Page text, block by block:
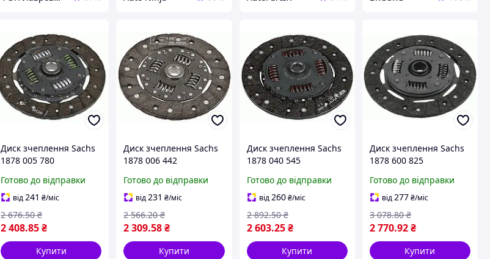
Диск зчеплення Sachs
1878 005 780
Готово до відправки
від241 ₴/міс
2 408.85₴
2 676.50 ₴
Купити
Диск зчеплення Sachs
1878 006 442
Готово до відправки
від231 ₴/міс
2 309.58₴
2 566.20 ₴
Купити
Диск зчеплення Sachs
1878 040 545
Готово до відправки
від260 ₴/міс
2 603.25 ₴
2 892.50 ₴
Купити
Диск зчеплення Sachs
1878 600 825
Готово до відправки
від277₴/міс
2 770.92₴
3 078.80 ₴
Купити